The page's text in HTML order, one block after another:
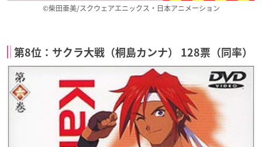
©柴田亜美/スクウェアエニックス・日本アニメーション
第8位：サクラ大戦（桐島カンナ） 128票（同率）